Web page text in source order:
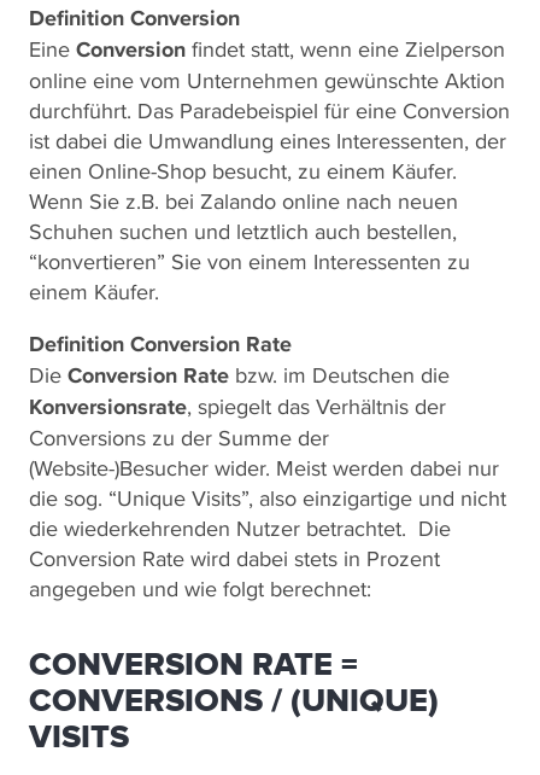
Definition Conversion
Eine Conversion findet statt, wenn eine Zielperson
online eine vom Unternehmen gewünschte Aktion
durchführt. Das Paradebeispiel für eine Conversion
ist dabei die Umwandlung eines Interessenten, der
einen Online-Shop besucht, zu einem Käufer.
Wenn Sie z.B. bei Zalando online nach neuen
Schuhen suchen und letztlich auch bestellen,
“konvertieren” Sie von einem Interessenten zu
einem Käufer.
Definition Conversion Rate
Die Conversion Rate bzw. im Deutschen die
Konversionsrate, spiegelt das Verhältnis der
Conversions zu der Summe der
(Website-)Besucher wider. Meist werden dabei nur
die sog. “Unique Visits”, also einzigartige und nicht
die wiederkehrenden Nutzer betrachtet. Die
Conversion Rate wird dabei stets in Prozent
angegeben und wie folgt berechnet:
CONVERSION RATE =
CONVERSIONS / (UNIQUE)
VISITS